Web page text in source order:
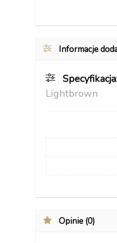
Informacje
Lightbrown
Opinie (0)